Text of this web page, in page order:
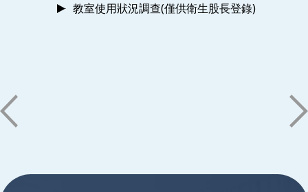
教室使用狀況調查(僅供衛生股長登錄)